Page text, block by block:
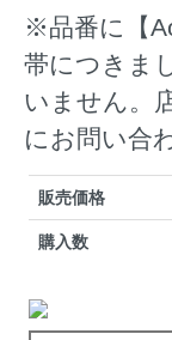
※品番に【
帯につきま
いません。
にお問い合
販売価格
購入数